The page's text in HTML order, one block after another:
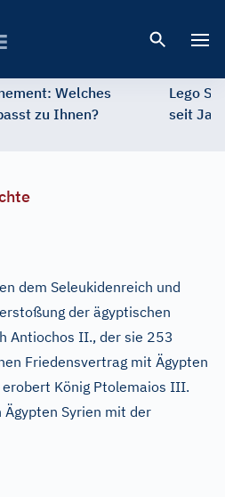
Welches
zu Ihnen?
Lego
seit
dem Seleukidenreich und
der ägyptischen
Antiochos II., der sie 253
Friedensvertrag mit Ägypten
König Ptolemaios III.
Syrien mit der